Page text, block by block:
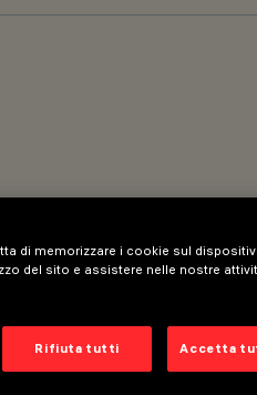
– Warm White –
di memorizzare i cookie sul
del sito e assistere nelle nostre
Rifiuta tutti Accetta